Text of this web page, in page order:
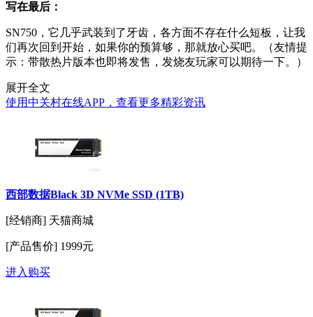
写在最后：
SN750，它几乎武装到了牙齿，各方面不存在什么短板，让我
们再次回到开始，如果你的预算够，那就放心买吧。（友情提
示：带散热片版本也即将发售，发烧友玩家可以期待一下。）
展开全文
使用中关村在线APP，查看更多精彩资讯
西部数据Black 3D NVMe SSD (1TB)
[经销商] 天猫商城
[产品售价] 1999元
进入购买